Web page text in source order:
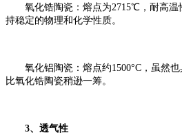
氧化锆陶瓷：熔点为2715℃，耐高温
持稳定的物理和化学性质。
氧化铝陶瓷：熔点约1500°C，虽然也
比氧化锆陶瓷稍逊一筹。
3、透气性